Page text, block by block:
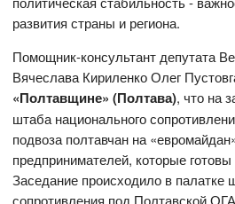
развития страны и региона.
Помощник-консультант депутата
Вячеслава Кириленко Олег
«Полтавщине» (Полтава), что на
штаба национального
подвоза полтавчан на
предпринимателей, которые
Заседание происходило в палатке
сопротивления под Полтавской